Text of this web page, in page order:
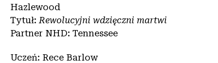
Hazlewood
Tytuł:Rewolucyjni wdzięczni martwi
Partner NHD: Tennessee
Uczeń: Rece Barlow